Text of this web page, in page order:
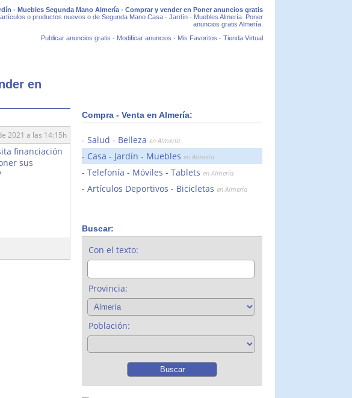
- Muebles Segunda Mano Almería - Comprar y vender en Poner anuncios gratis
o productos nuevos o de Segunda Mano Casa - Jardín - Muebles Almería. Poner
anuncios gratis Almería.
Publicar anuncios gratis - Modificar anuncios - Mis Favoritos - Tienda Virtual
en
2021 a las 14:15h
Compra - Venta en Almería:
Salud - Belleza en Almería
Casa - Jardín - Muebles en Almería
Telefonía - Móviles - Tablets en Almería
Artículos Deportivos - Bicicletas en Almería
Buscar:
Con el texto:
Provincia:
Población: